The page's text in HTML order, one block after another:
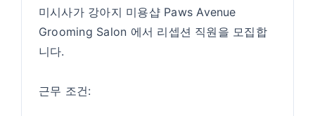
미시사가 강아지 미용샵 Paws Avenue
Grooming Salon 에서 리셉션 직원을 모집합
니다.
근무 조건: